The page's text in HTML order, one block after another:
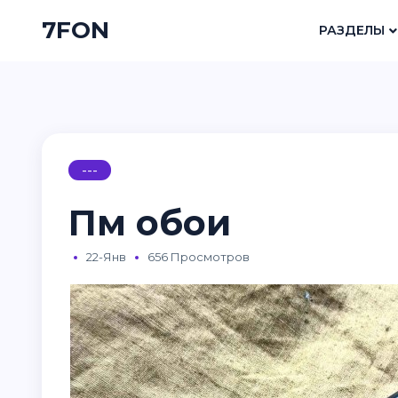
7FON РАЗДЕЛЫ
---
Пм обои
22-Янв 656 Просмотров